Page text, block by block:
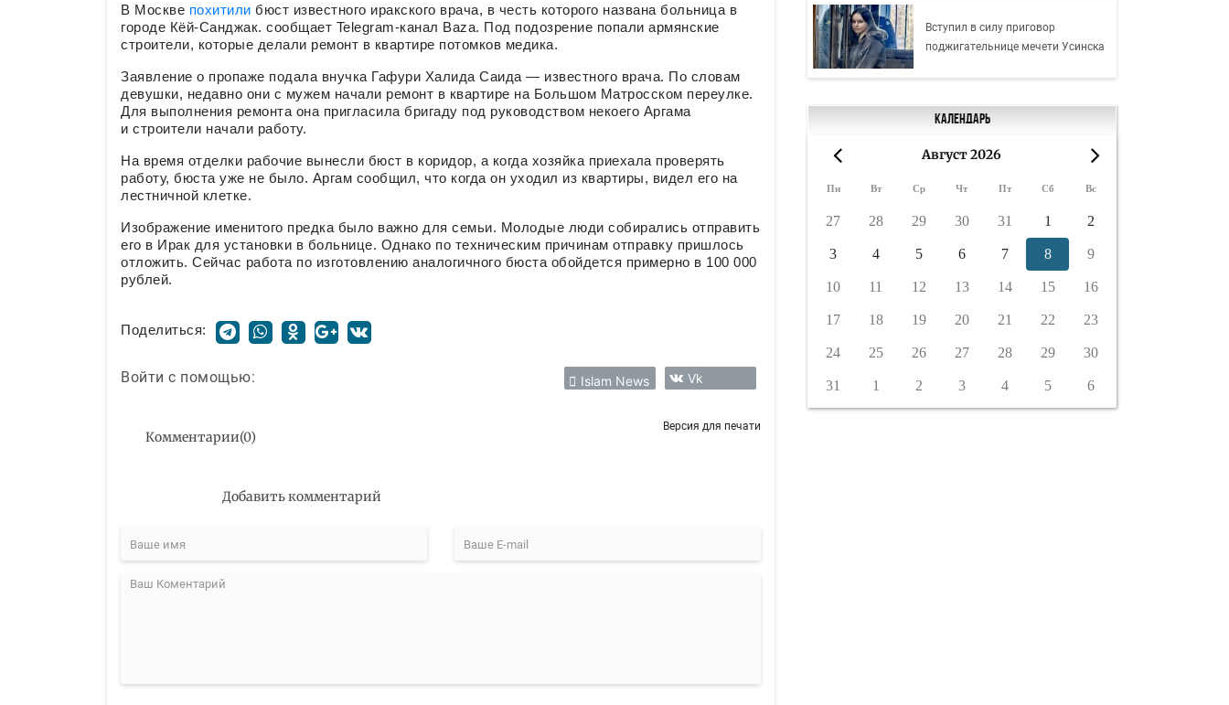
В Москве похитили бюст известного иракского врача, в честь которого названа больница в
городе Кёй-Санджак. сообщает Telegram-канал Baza. Под подозрение попали армянские
строители, которые делали ремонт в квартире потомков медика.
Заявление о пропаже подала внучка Гафури Халида Саида — известного врача. По словам
девушки, недавно они с мужем начали ремонт в квартире на Большом Матросском переулке.
Для выполнения ремонта она пригласила бригаду под руководством некоего Аргама
и строители начали работу.
На время отделки рабочие вынесли бюст в коридор, а когда хозяйка приехала проверять
работу, бюста уже не было. Аргам сообщил, что когда он уходил из квартиры, видел его на
лестничной клетке.
Изображение именитого предка было важно для семьи. Молодые люди собирались отправить
его в Ирак для установки в больнице. Однако по техническим причинам отправку пришлось
отложить. Сейчас работа по изготовлению аналогичного бюста обойдется примерно в 100 000
рублей.
Поделиться:
Войти с помощью: Islam News Vk
Комментарии(0)
Версия для печати
Добавить комментарий
Вступил в силу приговор
поджигательнице мечети Усинска
Календарь
Август 2026
Пн Вт Ср Чт Пт Сб Вс
27 28 29 30 31 1 2
3 4 5 6 7 8 9
10 11 12 13 14 15 16
17 18 19 20 21 22 23
24 25 26 27 28 29 30
31 1 2 3 4 5 6